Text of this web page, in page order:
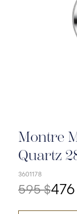
Montre
Quartz
3601178
595 $